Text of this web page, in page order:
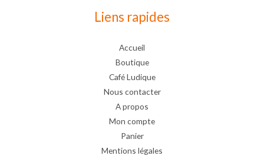
Liens rapides
Accueil
Boutique
Café Ludique
Nous contacter
A propos
Mon compte
Panier
Mentions légales